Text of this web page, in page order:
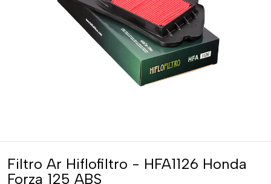
Filtro Ar Hiflofiltro - HFA1126 Honda
Forza 125 ABS